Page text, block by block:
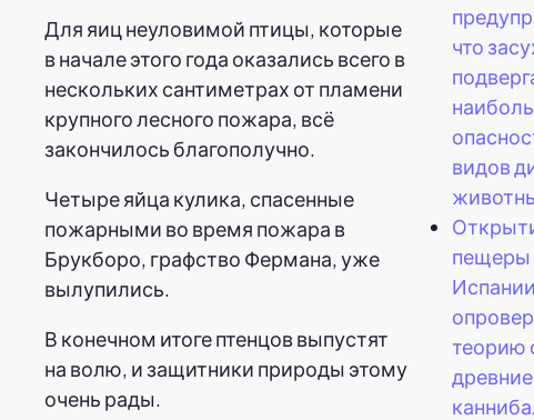
Для яиц неуловимой птицы, которые
в начале этого года оказались всего в
нескольких сантиметрах от пламени
крупного лесного пожара, всё
закончилось благополучно.
Четыре яйца кулика, спасенные
пожарными во время пожара в
Брукборо, графство Фермана, уже
вылупились.
В конечном итоге птенцов выпустят
на волю, и защитники природы этому
очень рады.
что
видов
пещеры
Испании
теорию
древние